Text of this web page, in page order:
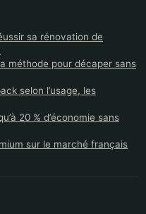
sa rénovation de
méthode pour décaper sans
selon l’usage, les
20 % d’économie sans
sur le marché français